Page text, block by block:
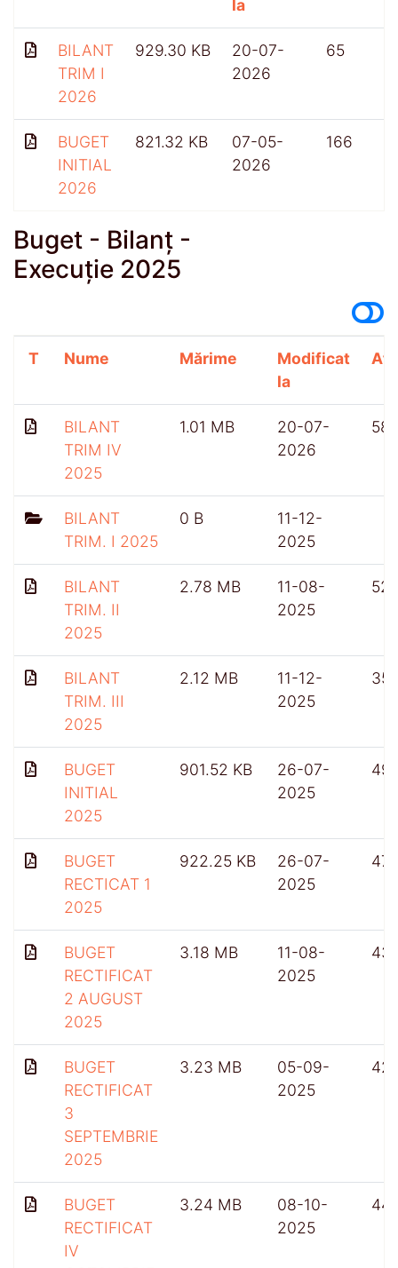
la
BILANT
TRIM I
2026
929.30 KB
20-07-
2026
65
BUGET
INITIAL
2026
821.32 KB
07-05-
2026
166
Buget - Bilanț -
Execuție 2025
T Nume Mărime
Modificat
la
BILANT
TRIM IV
2025
1.01 MB
20-07-
2026
58
BILANT
TRIM. I 2025
0 B
11-12-
2025
BILANT
TRIM. II
2025
2.78 MB
11-08-
2025
BILANT
TRIM. III
2025
2.12 MB
11-12-
2025
BUGET
INITIAL
2025
901.52 KB
26-07-
2025
BUGET
RECTICAT 1
2025
922.25 KB
26-07-
2025
BUGET
RECTIFICAT
2 AUGUST
2025
3.18 MB
11-08-
2025
BUGET
RECTIFICAT
3
SEPTEMBRIE
2025
3.23 MB
05-09-
2025
BUGET
RECTIFICAT
IV
3.24 MB
08-10-
2025